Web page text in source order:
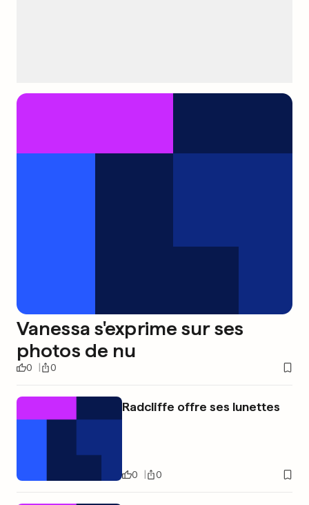
Vanessa s'exprime sur ses
photos de nu
0 0
Radcliffe offre ses lunettes
0 0